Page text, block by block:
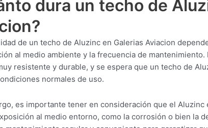
dura un techo de
de un techo de Aluzinc en Galerias Aviacion
al medio ambiente y la frecuencia de
resistente y durable, y se espera que un techo de
normales de uso.
es importante tener en consideración que el
al medio entorno, como la corrosión o bien la